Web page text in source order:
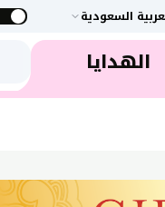
السعودية
الهدايا